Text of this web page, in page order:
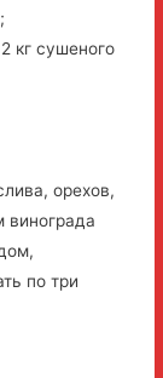
кг сушеного
орехов,
винограда
по три